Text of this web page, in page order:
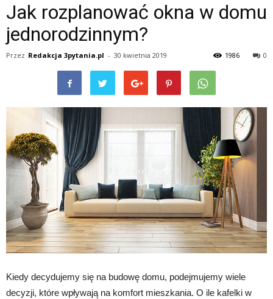
Jak rozplanować okna w domu
jednorodzinnym?
Przez Redakcja 3pytania.pl - 30 kwietnia 2019 0
1986
Kiedy decydujemy się na budowę domu, podejmujemy wiele
decyzji, które wpływają na komfort mieszkania. O ile kafelki w